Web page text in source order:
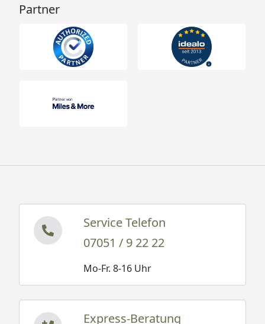
Partner
Service Telefon
07051 / 9 22 22
Mo-Fr. 8-16 Uhr
Express-Beratung